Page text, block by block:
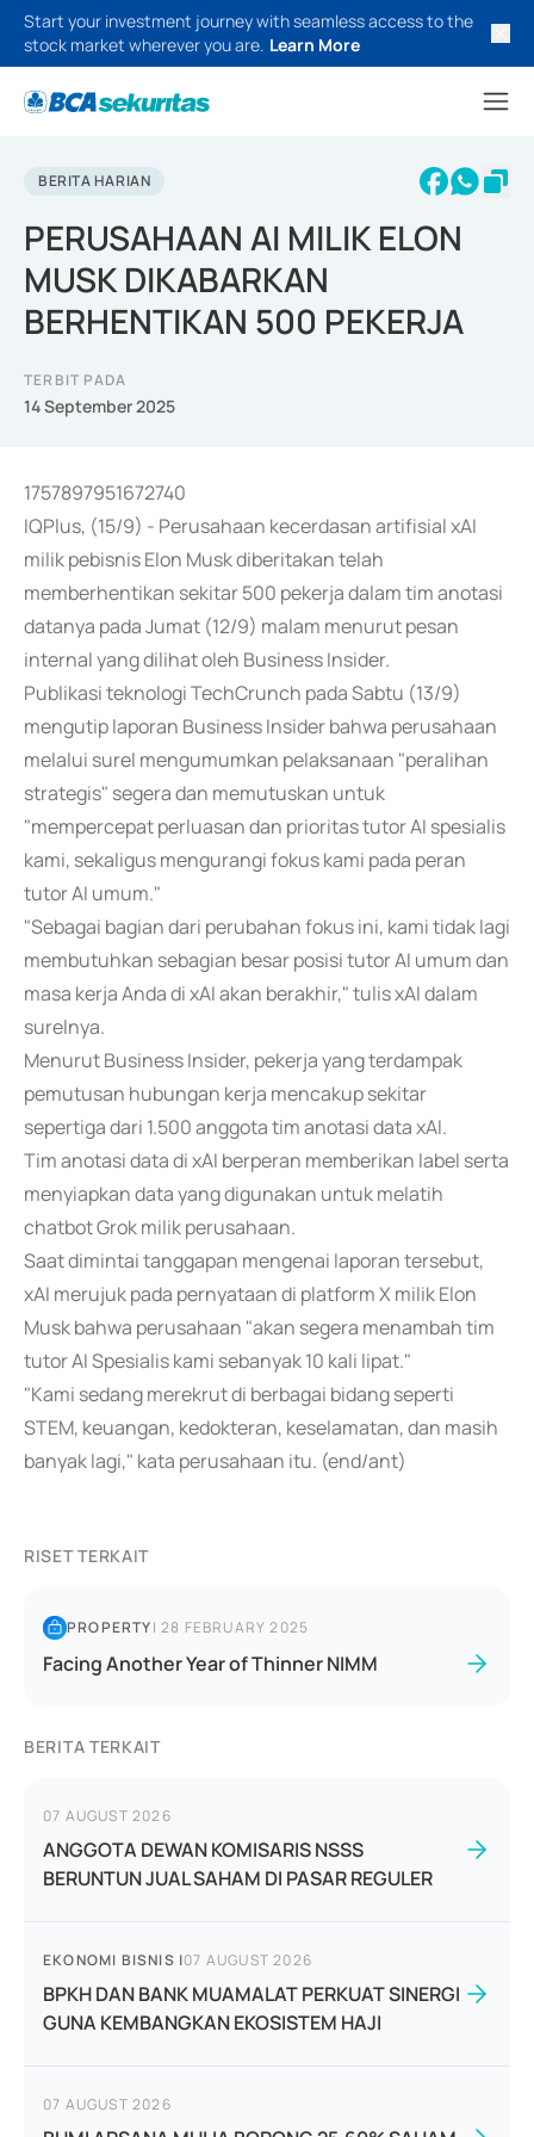
Start your investment journey with seamless access to the
stock market wherever you are. Learn More
BERITA HARIAN
PERUSAHAAN AI MILIK ELON
MUSK DIKABARKAN
BERHENTIKAN 500 PEKERJA
TERBIT PADA
14 September 2025
1757897951672740
IQPlus, (15/9) - Perusahaan kecerdasan artifisial xAI
milik pebisnis Elon Musk diberitakan telah
memberhentikan sekitar 500 pekerja dalam tim anotasi
datanya pada Jumat (12/9) malam menurut pesan
internal yang dilihat oleh Business Insider.
Publikasi teknologi TechCrunch pada Sabtu (13/9)
mengutip laporan Business Insider bahwa perusahaan
melalui surel mengumumkan pelaksanaan "peralihan
strategis" segera dan memutuskan untuk
"mempercepat perluasan dan prioritas tutor AI spesialis
kami, sekaligus mengurangi fokus kami pada peran
tutor AI umum."
"Sebagai bagian dari perubahan fokus ini, kami tidak lagi
membutuhkan sebagian besar posisi tutor AI umum dan
masa kerja Anda di xAI akan berakhir," tulis xAI dalam
surelnya.
Menurut Business Insider, pekerja yang terdampak
pemutusan hubungan kerja mencakup sekitar
sepertiga dari 1.500 anggota tim anotasi data xAI.
Tim anotasi data di xAI berperan memberikan label serta
menyiapkan data yang digunakan untuk melatih
chatbot Grok milik perusahaan.
Saat dimintai tanggapan mengenai laporan tersebut,
xAI merujuk pada pernyataan di platform X milik Elon
Musk bahwa perusahaan "akan segera menambah tim
tutor AI Spesialis kami sebanyak 10 kali lipat."
"Kami sedang merekrut di berbagai bidang seperti
STEM, keuangan, kedokteran, keselamatan, dan masih
banyak lagi," kata perusahaan itu. (end/ant)
RISET TERKAIT
PROPERTY|28 FEBRUARY 2025
Facing Another Year of Thinner NIMM
BERITA TERKAIT
07 AUGUST 2026
ANGGOTA DEWAN KOMISARIS NSSS
BERUNTUN JUAL SAHAM DI PASAR REGULER
EKONOMI BISNIS |07 AUGUST 2026
BPKH DAN BANK MUAMALAT PERKUAT SINERGI
GUNA KEMBANGKAN EKOSISTEM HAJI
07 AUGUST 2026